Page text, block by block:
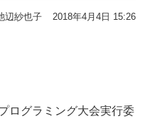
辺紗也子 2018年4月4日 15:26
ログラミング大会実行委